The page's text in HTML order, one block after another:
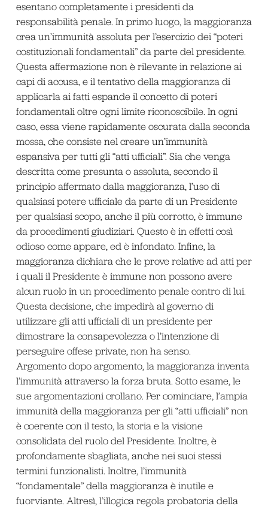
esentano completamente i presidenti da
responsabilità penale. In primo luogo, la maggioranza
crea un’immunità assoluta per l’esercizio dei “poteri
costituzionali fondamentali” da parte del presidente.
Questa affermazione non è rilevante in relazione ai
capi di accusa, e il tentativo della maggioranza di
applicarla ai fatti espande il concetto di poteri
fondamentali oltre ogni limite riconoscibile. In ogni
caso, essa viene rapidamente oscurata dalla seconda
mossa, che consiste nel creare un’immunità
espansiva per tutti gli “atti ufficiali”. Sia che venga
descritta come presunta o assoluta, secondo il
principio affermato dalla maggioranza, l’uso di
qualsiasi potere ufficiale da parte di un Presidente
per qualsiasi scopo, anche il più corrotto, è immune
da procedimenti giudiziari. Questo è in effetti così
odioso come appare, ed è infondato. Infine, la
maggioranza dichiara che le prove relative ad atti per
i quali il Presidente è immune non possono avere
alcun ruolo in un procedimento penale contro di lui.
Questa decisione, che impedirà al governo di
utilizzare gli atti ufficiali di un presidente per
dimostrare la consapevolezza o l’intenzione di
perseguire offese private, non ha senso.
Argomento dopo argomento, la maggioranza inventa
l’immunità attraverso la forza bruta. Sotto esame, le
sue argomentazioni crollano. Per cominciare, l’ampia
immunità della maggioranza per gli “atti ufficiali” non
è coerente con il testo, la storia e la visione
consolidata del ruolo del Presidente. Inoltre, è
profondamente sbagliata, anche nei suoi stessi
termini funzionalisti. Inoltre, l’immunità
“fondamentale” della maggioranza è inutile e
fuorviante. Altresì, l’illogica regola probatoria della